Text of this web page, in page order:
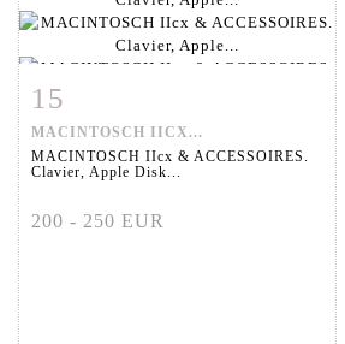
Fiche détaillée
15
MACINTOSCH IICX...
MACINTOSCH IIcx & ACCESSOIRES.
Clavier, Apple Disk...
200 - 250 EUR